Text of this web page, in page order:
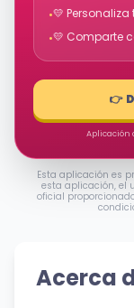
•💛
•💛 Comparte
👉
Aplicación
Esta aplicación es
esta aplicación, el
oficial
Acerca